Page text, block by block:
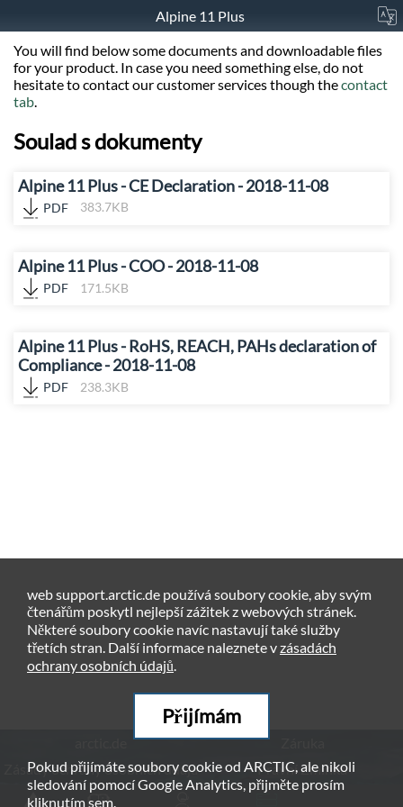
Alpine 11 Plus
You will find below some documents and downloadable files
for your product. In case you need something else, do not
hesitate to contact our customer services though thecontact
tab.
Soulad s dokumenty
Alpine 11 Plus - CE Declaration - 2018-11-08
PDF 383.7KB
Alpine 11 Plus - COO - 2018-11-08
PDF 171.5KB
Alpine 11 Plus - RoHS, REACH, PAHs declaration of
Compliance - 2018-11-08
PDF 238.3KB
Zásady ochrany osobních údajů
Právní Zmínka
web support.arctic.de používá soubory cookie, aby svým
čtenářům poskytl nejlepší zážitek z webových stránek.
Některé soubory cookie navíc nastavují také služby
třetích stran. Další informace naleznete vzásadách
ochrany osobních údajů.
Přijímám
Pokud přijímáte soubory cookie od ARCTIC, ale nikoli
sledování pomocí Google Analytics, přijměte prosím
kliknutímsem.